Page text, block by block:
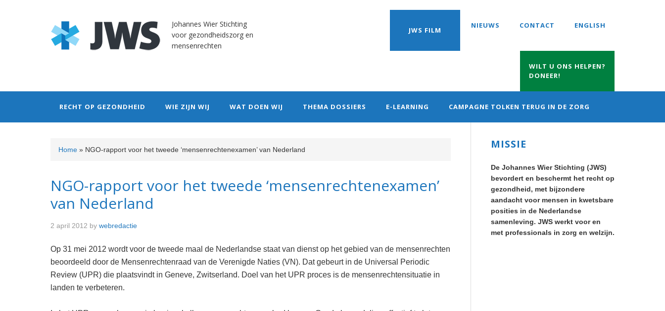
Johannes Wier Stichting
voor gezondheidszorg en
mensenrechten
JWS FILM
NIEUWS CONTACT ENGLISH
WILT U ONS HELPEN?
DONEER!
RECHT OP GEZONDHEID WIE ZIJN WIJ WAT DOEN WIJ THEMA DOSSIERS E-LEARNING CAMPAGNE TOLKEN TERUG IN DE ZORG
Home » NGO-rapport voor het tweede ‘mensenrechtenexamen’ van Nederland
NGO-rapport voor het tweede ‘mensenrechtenexamen’
van Nederland
2 april 2012 by webredactie
Op 31 mei 2012 wordt voor de tweede maal de Nederlandse staat van dienst op het gebied van de mensenrechten
beoordeeld door de Mensenrechtenraad van de Verenigde Naties (VN). Dat gebeurt in de Universal Periodic
Review (UPR) die plaatsvindt in Geneve, Zwitserland. Doel van het UPR proces is de mensenrechtensituatie in
landen te verbeteren.
Primary
MISSIE
De Johannes Wier Stichting (JWS)
bevordert en beschermt het recht op
gezondheid, met bijzondere
aandacht voor mensen in kwetsbare
posities in de Nederlandse
samenleving. JWS werkt voor en
met professionals in zorg en welzijn.